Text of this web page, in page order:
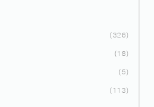
326
18
5
113